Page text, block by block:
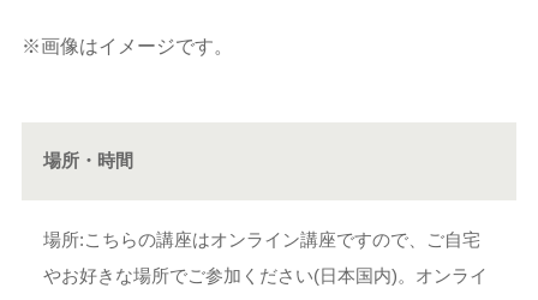
※画像はイメージです。
場所・時間
場所:こちらの講座はオンライン講座ですので、ご自宅
やお好きな場所でご参加ください(日本国内)。オンライ